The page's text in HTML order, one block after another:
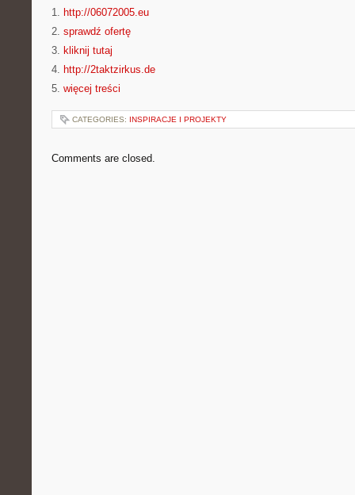
1. http://06072005.eu
2. sprawdź ofertę
3. kliknij tutaj
4. http://2taktzirkus.de
5. więcej treści
CATEGORIES: INSPIRACJE I PROJEKTY
Comments are closed.